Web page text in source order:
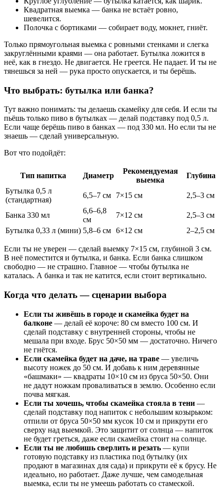
Квадратная выемка — банка не встаёт ровно,
шевелится.
Полочка с бортиками — собирает воду, мокнет, гниёт.
Только прямоугольная выемка с ровными стенками и слегка
закруглёнными краями — она работает. Бутылка ложится в
неё, как в гнездо. Не двигается. Не греется. Не падает. И ты не
тянешься за ней — рука просто опускается, и ты берёшь.
Что выбрать: бутылка или банка?
Тут важно понимать: ты делаешь скамейку для себя. И если ты
пьёшь только пиво в бутылках — делай подставку под 0,5 л.
Если чаще берёшь пиво в банках — под 330 мл. Но если ты не
знаешь — сделай универсальную.
Вот что подойдёт:
Тип напитка Диаметр
Рекомендуемая
выемка
Глубина
Бутылка 0,5 л
(стандартная)
6,5–7 см 7×15 см 2,5–3 см
Банка 330 мл
6,6–6,8
см
7×12 см
2,5–3 см
Бутылка 0,33 л (мини) 5,8–6 см 6×12 см 2–2,5 см
Если ты не уверен — сделай выемку 7×15 см, глубиной 3 см.
В неё поместится и бутылка, и банка. Если банка слишком
свободно — не страшно. Главное — чтобы бутылка не
каталась. А банка и так не катится, если стоит вертикально.
Когда что делать — сценарии выбора
Если ты живёшь в городе и скамейка будет на
балконе — делай её короче: 80 см вместо 100 см. И
сделай подставку с внутренней стороны, чтобы не
мешала при входе. Брус 50×50 мм — достаточно. Ничего
не гнётся.
Если скамейка будет на даче, на траве — увеличь
высоту ножек до 50 см. И добавь к ним деревянные
«башмаки» — квадраты 10×10 см из бруса 50×50. Они
не дадут ножкам проваливаться в землю. Особенно если
почва мягкая.
Если ты хочешь, чтобы скамейка стояла в тени —
сделай подставку под напиток с небольшим козырьком:
отпили от бруса 50×50 мм кусок 10 см и прикрути его
сверху над выемкой. Это защитит от солнца — напиток
не будет греться, даже если скамейка стоит на солнце.
Если ты не любишь сверлить и резать — купи
готовую подставку из пластика под бутылку (их
продают в магазинах для сада) и прикрути её к брусу. Не
идеально, но работает. Даже лучше, чем самодельная
выемка, если ты не умеешь работать со стамеской.